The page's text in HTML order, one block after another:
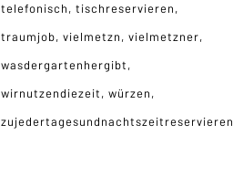
telefonisch
tischreservieren
traumjob vielmetzn
vielmetzner
wasdergartenhergibt
wirnutzendiezeit
würzen
zujedertagesundnachtszeitreservieren